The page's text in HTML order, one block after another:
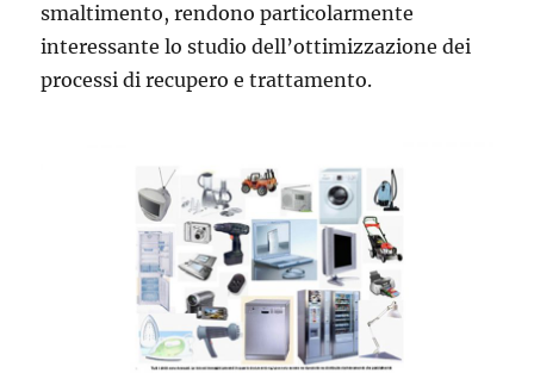
smaltimento, rendono particolarmente
interessante lo studio dell’ottimizzazione dei
processi di recupero e trattamento.